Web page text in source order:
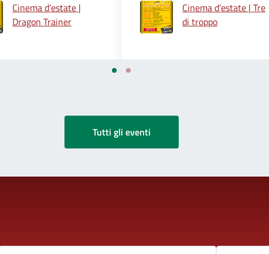
Cinema d’estate |
Dragon Trainer
Cinema d’estate | Tre
di troppo
Tutti gli eventi